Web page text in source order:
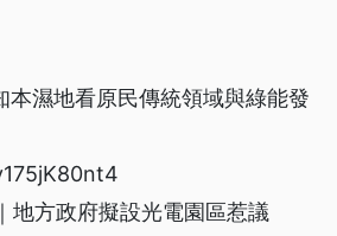
濕地看原民傳統領域與綠能發
地方政府擬設光電園區惹議